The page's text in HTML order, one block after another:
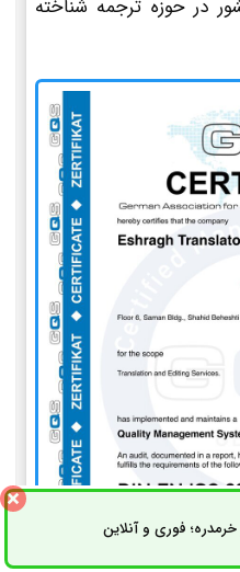
در حوزه ترجمه شناخته
فوری و آنلاینثبت سفارش